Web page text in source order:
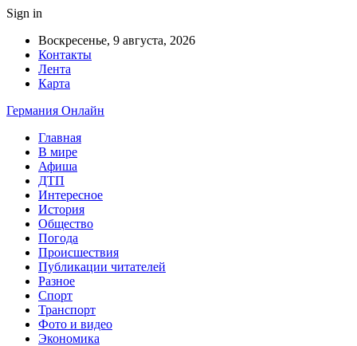
Sign in
Воскресенье, 9 августа, 2026
Контакты
Лента
Карта
Германия Онлайн
Главная
В мире
Афиша
ДТП
Интересное
История
Общество
Погода
Происшествия
Публикации читателей
Разное
Спорт
Транспорт
Фото и видео
Экономика